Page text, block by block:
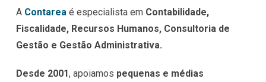
A Contarea é especialista em Contabilidade,
Fiscalidade, Recursos Humanos, Consultoria de
Gestão e Gestão Administrativa.
Desde 2001, apoiamos pequenas e médias